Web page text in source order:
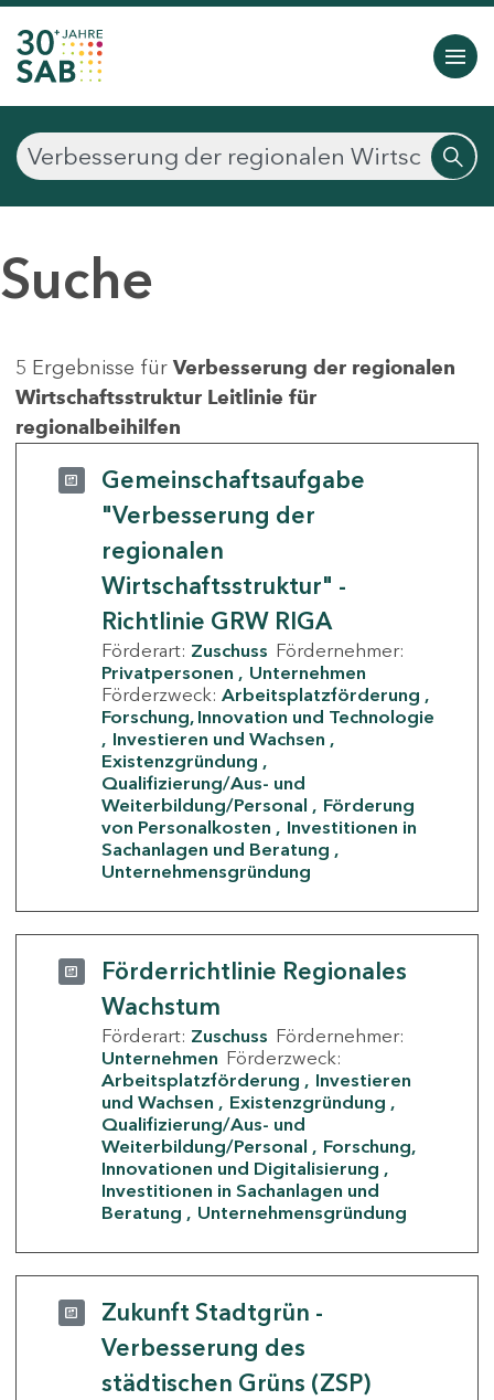
Suche
5 Ergebnisse für Verbesserung der regionalen
Wirtschaftsstruktur Leitlinie für
regionalbeihilfen
Gemeinschaftsaufgabe
"Verbesserung der
regionalen
Wirtschaftsstruktur" -
Richtlinie GRW RIGA
Förderart: Zuschuss Fördernehmer:
Privatpersonen
Unternehmen
Förderzweck: Arbeitsplatzförderung
Forschung, Innovation und Technologie
Investieren und Wachsen
Existenzgründung
Qualifizierung/Aus- und
Weiterbildung/Personal
Förderung
von Personalkosten
Investitionen in
Sachanlagen und Beratung
Unternehmensgründung
Förderrichtlinie Regionales
Wachstum
Förderart: Zuschuss Fördernehmer:
Unternehmen Förderzweck:
Arbeitsplatzförderung
Investieren
und Wachsen
Existenzgründung
Qualifizierung/Aus- und
Weiterbildung/Personal
Forschung,
Innovationen und Digitalisierung
Investitionen in Sachanlagen und
Beratung
Unternehmensgründung
Zukunft Stadtgrün -
Verbesserung des
städtischen Grüns (ZSP)